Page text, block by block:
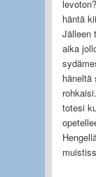
häntä
Jälleen
aika
häneltä
totesi